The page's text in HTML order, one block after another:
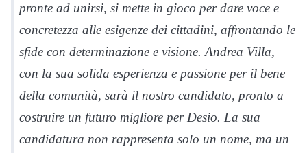
pronte ad unirsi, si mette in gioco per dare voce e
concretezza alle esigenze dei cittadini, affrontando le
sfide con determinazione e visione. Andrea Villa,
con la sua solida esperienza e passione per il bene
della comunità, sarà il nostro candidato, pronto a
costruire un futuro migliore per Desio. La sua
candidatura non rappresenta solo un nome, ma un